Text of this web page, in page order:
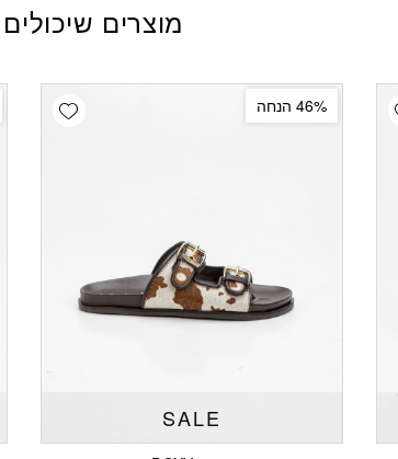
מוצרים
Add
wishlist 46% הנחה
SALE